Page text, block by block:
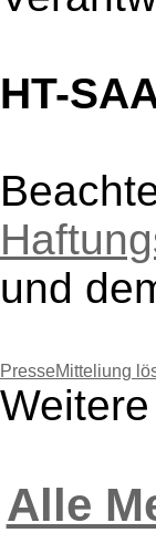
HT-
und
PresseMitteliung
Alle